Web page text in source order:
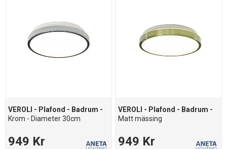
VEROLI - Plafond - Badrum -
Krom - Diameter 30cm
949 Kr
VEROLI - Plafond - Badrum -
Matt mässing
949 Kr